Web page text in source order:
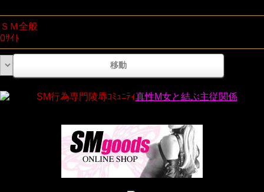
ＳＭ全般
0ｻｲﾄ
SM行為専門陵辱ｺﾐｭﾆﾃｨ真性M女と結ぶ主従関係